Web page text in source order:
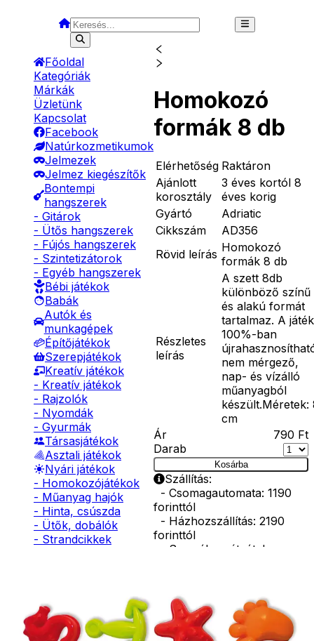
Főoldal
Kategóriák
Márkák
Üzletünk
Kapcsolat
Facebook
Natúrkozmetikumok
Jelmezek
Jelmez kiegészítők
Bontempi
hangszerek
- Gitárok
- Ütős hangszerek
- Fújós hangszerek
- Szintetizátorok
- Egyéb hangszerek
Bébi játékok
Babák
Autók és
munkagépek
Építőjátékok
Szerepjátékok
Kreatív játékok
- Kreatív játékok
- Rajzolók
- Nyomdák
- Gyurmák
Társasjátékok
Asztali játékok
Nyári játékok
- Homokozójátékok
- Műanyag hajók
- Hinta, csúszda
- Ütők, dobálók
- Strandcikkek
Homokozó
formák 8 db
Elérhetőség Raktáron
Ajánlott
korosztály
3 éves kortól 8
éves korig
Gyártó
Adriatic
Cikkszám
AD356
Rövid leírás Homokozó
formák 8 db
Részletes
leírás
A szett 8db
különböző színű
és alakú formát
tartalmaz. A játék
100%-ban
nem mérgező,
nap- és vízálló
műanyagból
készült.Méretek:
cm
Ár
790 Ft
Darab
Kosárba
Szállítás:
- Csomagautomata: 1190
forinttól
- Házhozszállítás: 2190
forinttól
- Személyes átvétel:
Kiegészítő
termékek